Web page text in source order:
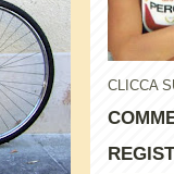
CLICCA